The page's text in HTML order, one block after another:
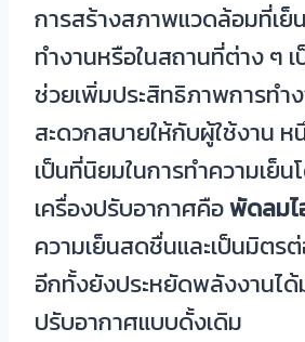
การสร้างสภาพแวดล้อมที่เ
ทำงานหรือในสถานที่ต่าง ๆ
ช่วยเพิ่มประสิทธิภาพการทำ
สะดวกสบายให้กับผู้ใช้งาน
เป็นที่นิยมในการทำความเย็
เครื่องปรับอากาศคือพัดลมไ
ความเย็นสดชื่นและเป็นมิตร
อีกทั้งยังประหยัดพลังงานได้
ปรับอากาศแบบดั้งเดิม